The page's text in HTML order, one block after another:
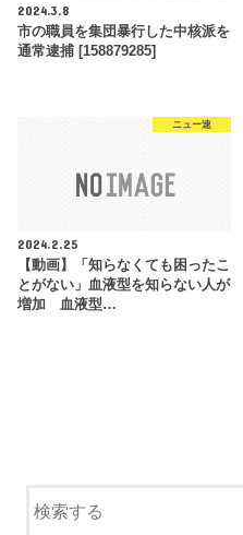
2024.3.8
市の職員を集団暴行した中核派を
通常逮捕 [158879285]
ニュー速
2024.2.25
【動画】「知らなくても困ったこ
とがない」血液型を知らない人が
増加 血液型…